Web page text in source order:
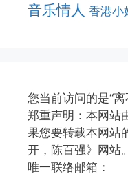
音乐情人 香港小
您当前访问的是“
郑重声明：本网站
果您要转载本网站
开，陈百强》网站。
唯一联络邮箱：